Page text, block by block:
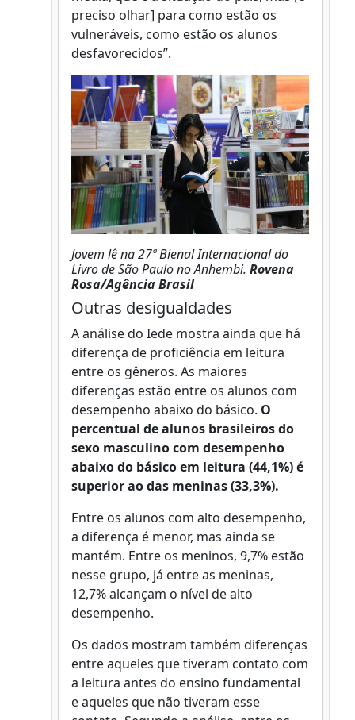
preciso olhar] para como estão os
vulneráveis, como estão os alunos
desfavorecidos”.
Jovem lê na 27ª Bienal Internacional do
Livro de São Paulo no Anhembi. Rovena
Rosa/Agência Brasil
Outras desigualdades
A análise do Iede mostra ainda que há
diferença de proficiência em leitura
entre os gêneros. As maiores
diferenças estão entre os alunos com
desempenho abaixo do básico. O
percentual de alunos brasileiros do
sexo masculino com desempenho
abaixo do básico em leitura (44,1%) é
superior ao das meninas (33,3%).
Entre os alunos com alto desempenho,
a diferença é menor, mas ainda se
mantém. Entre os meninos, 9,7% estão
nesse grupo, já entre as meninas,
12,7% alcançam o nível de alto
desempenho.
Os dados mostram também diferenças
entre aqueles que tiveram contato com
a leitura antes do ensino fundamental
e aqueles que não tiveram esse